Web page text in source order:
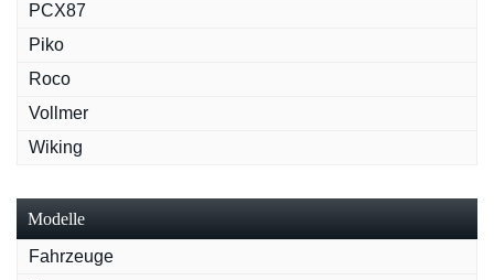
PCX87
Piko
Roco
Vollmer
Wiking
Modelle
Fahrzeuge